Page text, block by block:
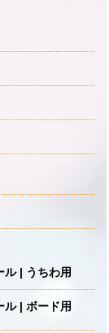
ル | うちわ用
ル | ボード用